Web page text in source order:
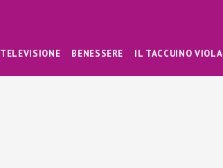
TELEVISIONE BENESSERE IL TACCUINO VIOLA